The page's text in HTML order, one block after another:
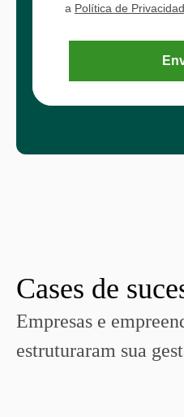
a Política de
Cases de
Empresas e
estruturaram sua